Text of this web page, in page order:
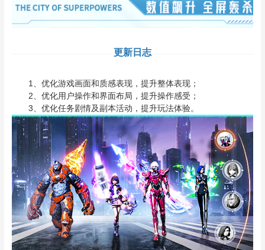
更新日志
1、优化游戏画面和质感表现，提升整体表现；
2、优化用户操作和界面布局，提升操作感受；
3、优化任务剧情及副本活动，提升玩法体验。